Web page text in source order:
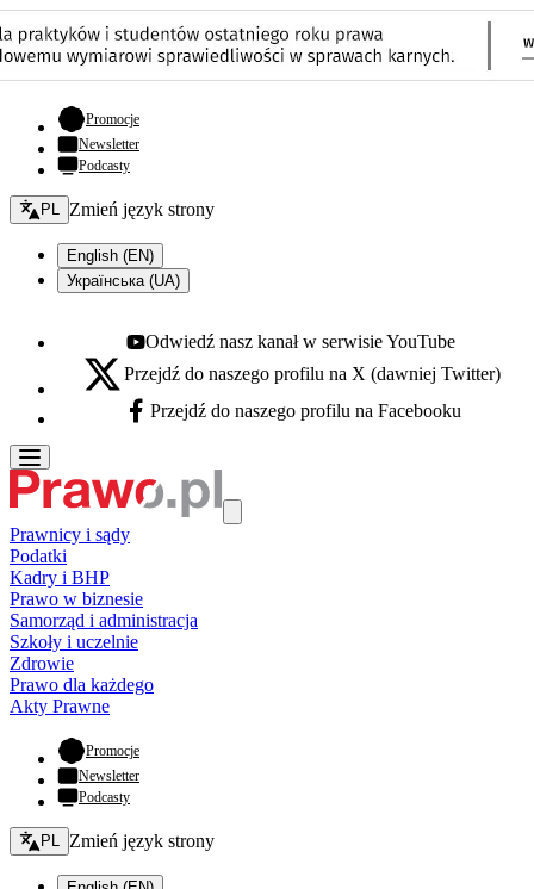
Promocje- otwiera się w nowej karcie
Newsletter
Podcasty
Zmień język - bieżący:
PL Zmień język strony
English (EN)
Українська (UA)
Youtube - otwiera się w nowej karcie
Odwiedź nasz kanał w serwisie YouTube
X - otwiera się w nowej karcie
Przejdź do naszego profilu na X (dawniej Twitter)
Facebook - otwiera się w nowej karcie
Przejdź do naszego profilu na Facebooku
Prawnicy i sądy
Podatki
Kadry i BHP
Prawo w biznesie
Samorząd i administracja
Szkoły i uczelnie
Zdrowie
Prawo dla każdego
Akty Prawne
Promocje- otwiera się w nowej karcie
Newsletter
Podcasty
Zmień język - bieżący:
PL Zmień język strony